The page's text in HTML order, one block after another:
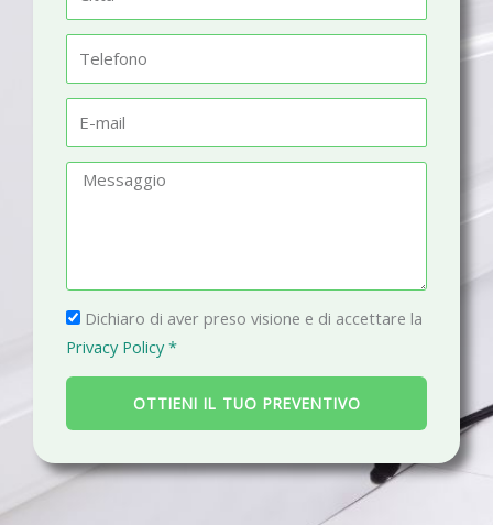
t
à
l
fm
a
g
g
i
P
r
i
a
c
Dichiaro di aver preso visione e di accettare la
Privacy Policy *
OTTIENI IL TUO PREVENTIVO